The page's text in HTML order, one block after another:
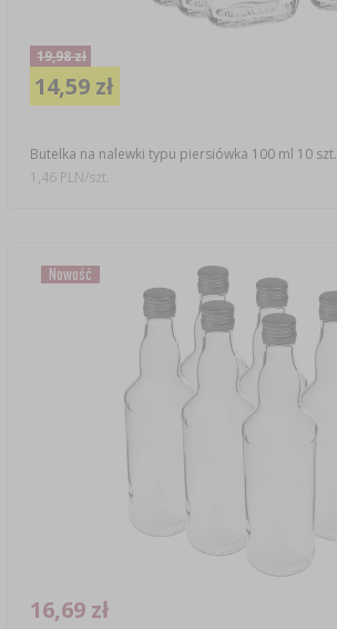
Butelka na nalewki typu piersiówka 100 ml 10 szt.
19,98 zł
14,59 zł
1,46 PLN/szt.
Nowość
16,69 zł